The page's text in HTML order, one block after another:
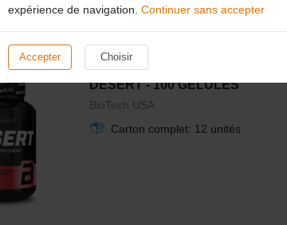
- DLUO: 16 juin 2029
DESERT - 100 GÉLULES
BioTech USA
Carton complet: 12 unités
expérience de navigation. Continuer sans accepter
Accepter Choisir